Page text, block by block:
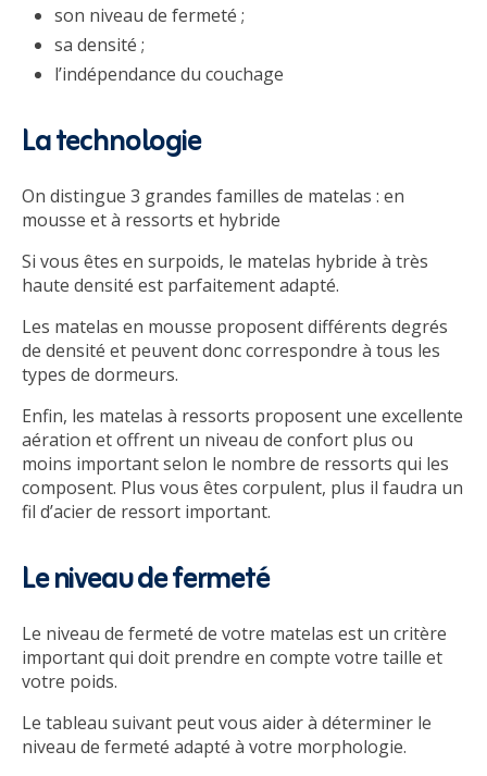
son niveau de fermeté ;
sa densité ;
l’indépendance du couchage
La technologie
On distingue 3 grandes familles de matelas : en
mousse et à ressorts et hybride
Si vous êtes en surpoids, le matelas hybride à très
haute densité est parfaitement adapté.
Les matelas en mousse proposent différents degrés
de densité et peuvent donc correspondre à tous les
types de dormeurs.
Enfin, les matelas à ressorts proposent une excellente
aération et offrent un niveau de confort plus ou
moins important selon le nombre de ressorts qui les
composent. Plus vous êtes corpulent, plus il faudra un
fil d’acier de ressort important.
Le niveau de fermeté
Le niveau de fermeté de votre matelas est un critère
important qui doit prendre en compte votre taille et
votre poids.
Le tableau suivant peut vous aider à déterminer le
niveau de fermeté adapté à votre morphologie.